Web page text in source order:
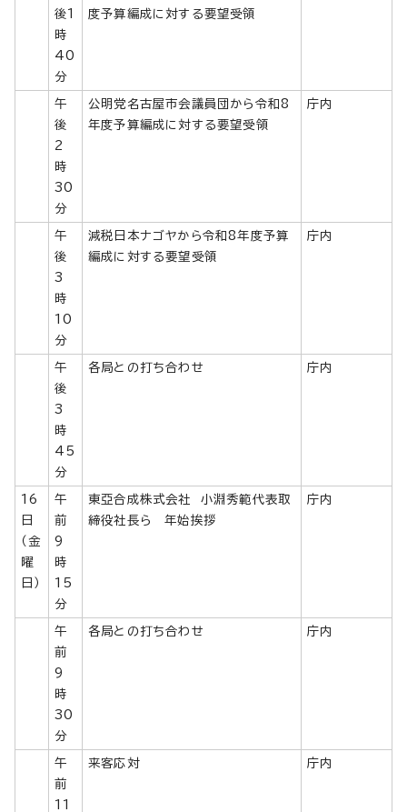
後1
時
40
分
度予算編成に対する要望受領
午
後
2
時
30
分
公明党名古屋市会議員団から令和8
年度予算編成に対する要望受領
庁内
午
後
3
時
10
分
減税日本ナゴヤから令和8年度予算
編成に対する要望受領
庁内
午
後
3
時
45
分
各局との打ち合わせ 庁内
16
日
（金
曜
日）
午
前
9
時
15
分
東亞合成株式会社 小淵秀範代表取
締役社長ら 年始挨拶
庁内
午
前
9
時
30
分
各局との打ち合わせ 庁内
午
前
11
来客応対 庁内